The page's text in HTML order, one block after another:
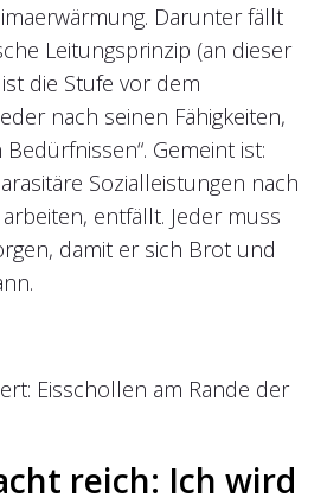
Darunter fällt
Leitungsprinzip (an dieser
die Stufe vor dem
nach seinen Fähigkeiten,
Gemeint ist:
Sozialleistungen nach
entfällt. Jeder muss
damit er sich Brot und
Eisschollen am Rande der
reich: Ich wird